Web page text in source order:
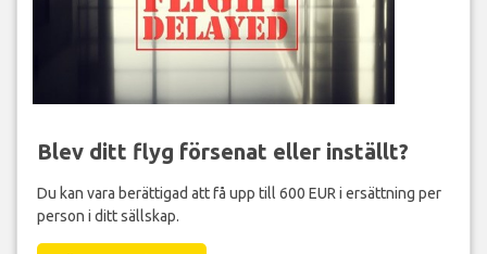
Blev ditt flyg försenat eller inställt?
Du kan vara berättigad att få upp till 600 EUR i ersättning per
person i ditt sällskap.